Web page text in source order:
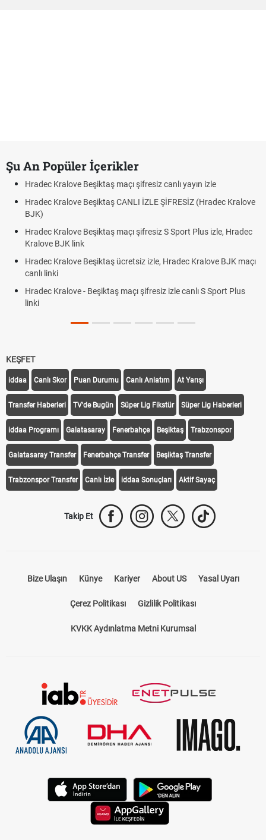
Şu An Popüler İçerikler
Hradec Kralove Beşiktaş maçı şifresiz canlı yayın izle
Hradec Kralove Beşiktaş CANLI İZLE ŞİFRESİZ (Hradec Kralove
BJK)
Hradec Kralove Beşiktaş maçı şifresiz S Sport Plus izle, Hradec
Kralove BJK link
Hradec Kralove Beşiktaş ücretsiz izle, Hradec Kralove BJK maçı
canlı linki
Hradec Kralove - Beşiktaş maçı şifresiz izle canlı S Sport Plus
linki
KEŞFET
iddaa Canlı Skor Puan Durumu Canlı Anlatım At Yarışı
Transfer Haberleri TV'de Bugün Süper Lig Fikstür Süper Lig Haberleri
iddaa Programı Galatasaray Fenerbahçe Beşiktaş Trabzonspor
Galatasaray Transfer Fenerbahçe Transfer Beşiktaş Transfer
Trabzonspor Transfer Canlı İzle iddaa Sonuçları Aktif Sayaç
Takip Et
Bize Ulaşın Künye Kariyer About US Yasal Uyarı
Çerez Politikası Gizlilik Politikası
KVKK Aydınlatma Metni Kurumsal